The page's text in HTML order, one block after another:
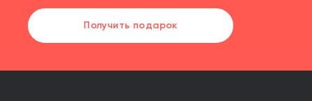
Получить подарок